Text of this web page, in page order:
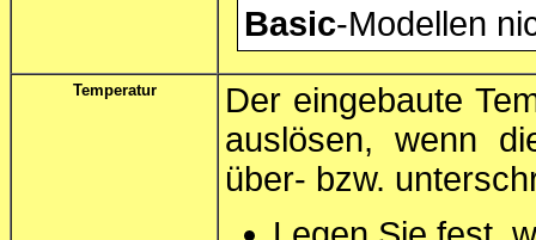
Basic-Modellen
Temperatur
Der eingebaute
auslösen, wenn
über- bzw.